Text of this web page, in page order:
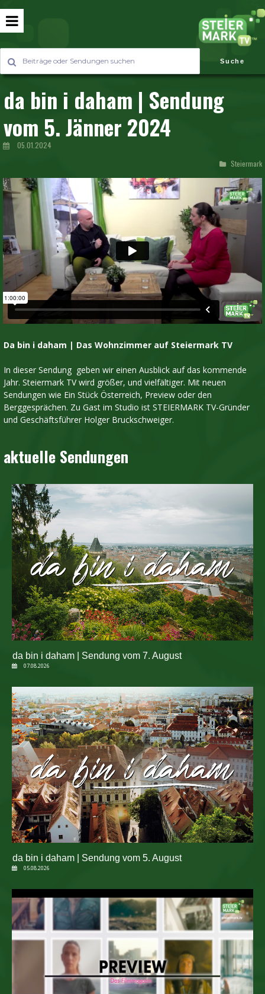
Suche
da bin i daham | Sendung
vom 5. Jänner 2024
05.01.2024
Steiermark
Da bin i daham | Das Wohnzimmer auf Steiermark TV
In dieser Sendung geben wir einen Ausblick auf das kommende
Jahr. Steiermark TV wird größer, und vielfältiger. Mit neuen
Sendungen wie Ein Stück Österreich, Preview oder den
Berggesprächen. Zu Gast im Studio ist STEIERMARK TV-Gründer
und Geschäftsführer Holger Bruckschweiger.
aktuelle Sendungen
da bin i daham | Sendung vom 7. August
07.08.2026
da bin i daham | Sendung vom 5. August
05.08.2026